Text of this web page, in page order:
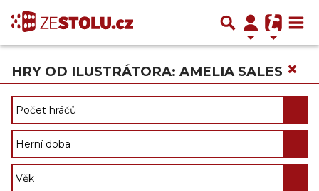
HRY OD ILUSTRÁTORA: AMELIA SALES ×